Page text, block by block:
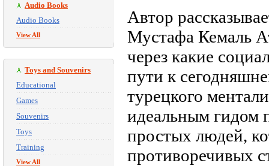
Audio Books
Audio Books
View All
Toys and Souvenirs
Educational
Games
Souvenirs
Toys
Training
View All
Автор
Мустафа Кемаль
через какие
пути к
турецкого
идеальным гидом
простых людей,
противоречивых